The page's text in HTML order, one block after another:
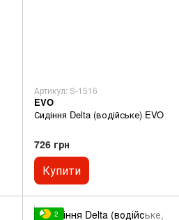
Артикул: S-1516
EVO
Сидіння Delta (водійське) EVO
726 грн
Купити
2